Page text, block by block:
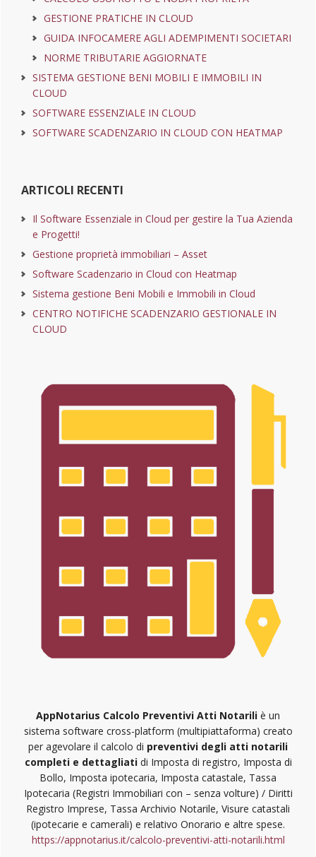
GESTIONE PRATICHE IN CLOUD
GUIDA INFOCAMERE AGLI ADEMPIMENTI SOCIETARI
NORME TRIBUTARIE AGGIORNATE
SISTEMA GESTIONE BENI MOBILI E IMMOBILI IN
CLOUD
SOFTWARE ESSENZIALE IN CLOUD
SOFTWARE SCADENZARIO IN CLOUD CON HEATMAP
ARTICOLI RECENTI
Il Software Essenziale in Cloud per gestire la Tua Azienda
e Progetti!
Gestione proprietà immobiliari – Asset
Software Scadenzario in Cloud con Heatmap
Sistema gestione Beni Mobili e Immobili in Cloud
CENTRO NOTIFICHE SCADENZARIO GESTIONALE IN
CLOUD
AppNotarius Calcolo Preventivi Atti Notarili è un
sistema software cross-platform (multipiattaforma) creato
per agevolare il calcolo di preventivi degli atti notarili
completi e dettagliatidi Imposta di registro, Imposta di
Bollo, Imposta ipotecaria, Imposta catastale, Tassa
Ipotecaria (Registri Immobiliari con – senza volture) / Diritti
Registro Imprese, Tassa Archivio Notarile, Visure catastali
(ipotecarie e camerali) e relativo Onorario e altre spese.
https://appnotarius.it/calcolo-preventivi-atti-notarili.html